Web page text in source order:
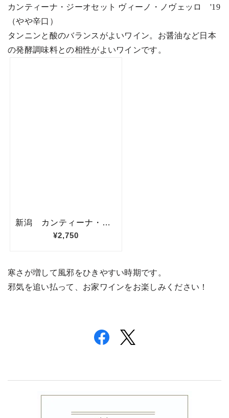
カンティーナ・ジーオセット ヴィーノ・ノヴェッロ '19
（やや辛口）
タンニンと酸のバランスがよいワイン。お醤油など日本
の発酵調味料との相性がよいワインです。
寒さが増して風邪をひきやすい時期です。
邪気を追い払って、お家ワインをお楽しみください！